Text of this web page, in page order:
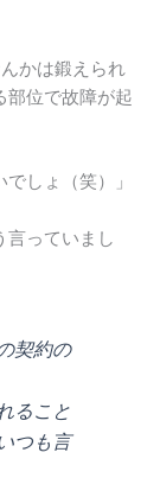
かは鍛えられ
部位で故障が起
しょ（笑）」
言っていまし
契約の
ること
つも言